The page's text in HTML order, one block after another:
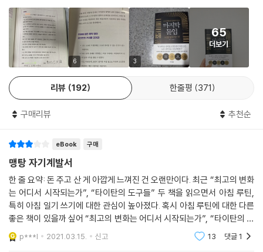
제16장 변화한 업무 환경을 극복하고 한계를 뛰어넘는 법
낯선 상황도 내 것으로 만드는 ‘학습 민첩성’ | 1만 시간의 법칙은 거짓이 아
니다 | ‘함께’일 때 배울 수 있는 것 | 감정을 잘 다루면 벌어지는 놀라운 마
법 | 한계를 넘어 달리는 ‘DRIVE’의 힘 | 변화의 폭풍 속에 도약의 기회가
있다
제17장 뇌 유형을 파악하면 생산성과 관계가 향상된다
의 성장 잠재력을 깨우는 맞춤형 계획법 | 우리는 다르기 때문에 협력한다
| 뇌 유형 활용법 1. 읽는 순간 똑똑해지는 독서법 |뇌 유형 활용법 2. 더 많
해결 하는 법 | 뇌 유형은 바뀔 수 있는가 | 소통의 시작은 나 자신을 아는
것
뇌 영양에 관한 다섯 가지 거짓말 | 멈춰 있는 뇌를 깨우는 영양소 | 혀가 아
사고방식의 문제를 지적한다. 우리가 익숙하게 생각하는 디지털 환경이나
사람들의 통념이 우리의 능력을 오히려 퇴화시키고 성장하지 못하게 만드
는 원인이며 이를 제거하고 이겨내야만 자신의 진정한 능력을 마주하게 된
다는 것이다.
제2부는 어렸을 때부터 쌓아온 자기 자신에 대한 잘못된 편견을 없애고 잠
재력을 가두는 7가지 오래된 통념의 거짓과 진실이 무엇인지 설명하며 마
고나는 것’이라는 변명과 편견으로 자신의 능력을 과소평가하는 경우를 소
의 잠재력을 가두는 가장 강력하고 유일한 족쇄임을 깨닫게 한다.
제3부에서는 원하는 것을 이루기 위해 필요한 강력한 동기와 지속하는 힘
이 무엇인지 이야기한다. “아무리 재밌는 일이라도 이유가 없으면 결국 하
지 않게 된다.”고 말하며 행동하게 하는 동기부여의 필요성을 거듭 강조한
다. 더불어 자신을 움직이게 할 목적을 찾았다면 이를 이루기 위해 끝까지
해내는 에너지원인 두뇌와 습관, 몰입의 힘을 기르는 것이 무엇보다 중요
하다고 말한다.
6 3
65
더보기
리뷰 192 한줄평 371
구매리뷰 추천순
eBook 구매
맹탕 자기계발서
한 줄 요약: 돈 주고 산 게 아깝게 느껴진 건 오랜만이다. 최근 “최고의 변화
는 어디서 시작되는가”, “타이탄의 도구들” 두 책을 읽으면서 아침 루틴,
특히 아침 일기 쓰기에 대한 관심이 높아졌다. 혹시 아침 루틴에 대한 다른
좋은 책이 있을까 싶어 “최고의 변화는 어디서 시작되는가”, “타이탄의 도
구들” 두 책을 구매한 사람들이 많이 클릭한 책을 살펴봤다. 두 책 모두에
p***l 2021.03.15. 신고 13 댓글1